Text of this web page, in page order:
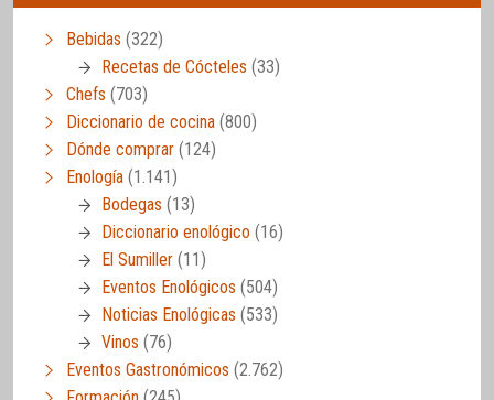
Bebidas (322)
Recetas de Cócteles (33)
Chefs (703)
Diccionario de cocina (800)
Dónde comprar (124)
Enología (1.141)
Bodegas (13)
Diccionario enológico (16)
El Sumiller (11)
Eventos Enológicos (504)
Noticias Enológicas (533)
Vinos (76)
Eventos Gastronómicos (2.762)